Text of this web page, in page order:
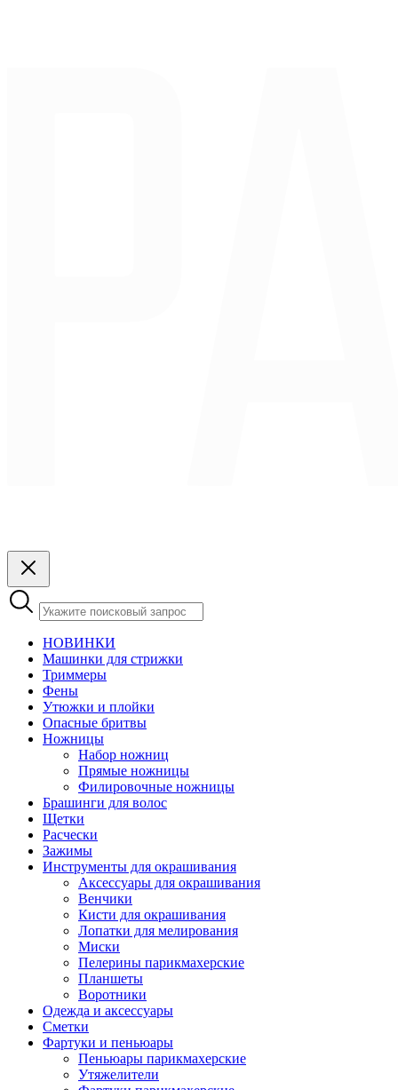
НОВИНКИ
Машинки для стрижки
Триммеры
Фены
Утюжки и плойки
Опасные бритвы
Ножницы
Набор ножниц
Прямые ножницы
Филировочные ножницы
Брашинги для волос
Щетки
Расчески
Зажимы
Инструменты для окрашивания
Аксессуары для окрашивания
Венчики
Кисти для окрашивания
Лопатки для мелирования
Миски
Пелерины парикмахерские
Планшеты
Воротники
Одежда и аксессуары
Сметки
Фартуки и пеньюары
Пеньюары парикмахерские
Утяжелители